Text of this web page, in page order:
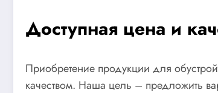
Доступная цена и
Приобретение продукции для
качеством. Наша цель – предложить